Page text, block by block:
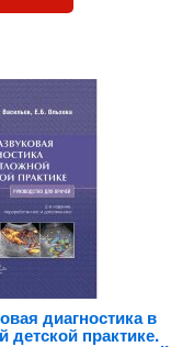
диагностика в
детской практике.